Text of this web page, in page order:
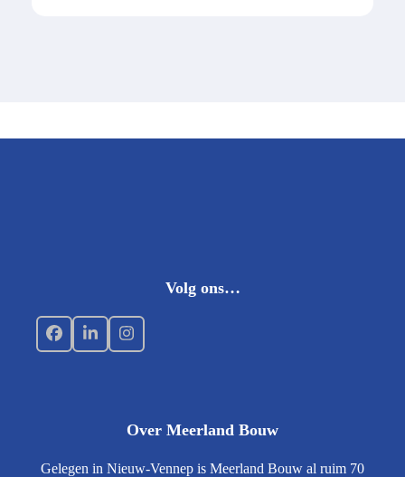
Volg ons…
FacebookLinkedInInstagram
Over Meerland Bouw
Gelegen in Nieuw-Vennep is Meerland Bouw al ruim 70